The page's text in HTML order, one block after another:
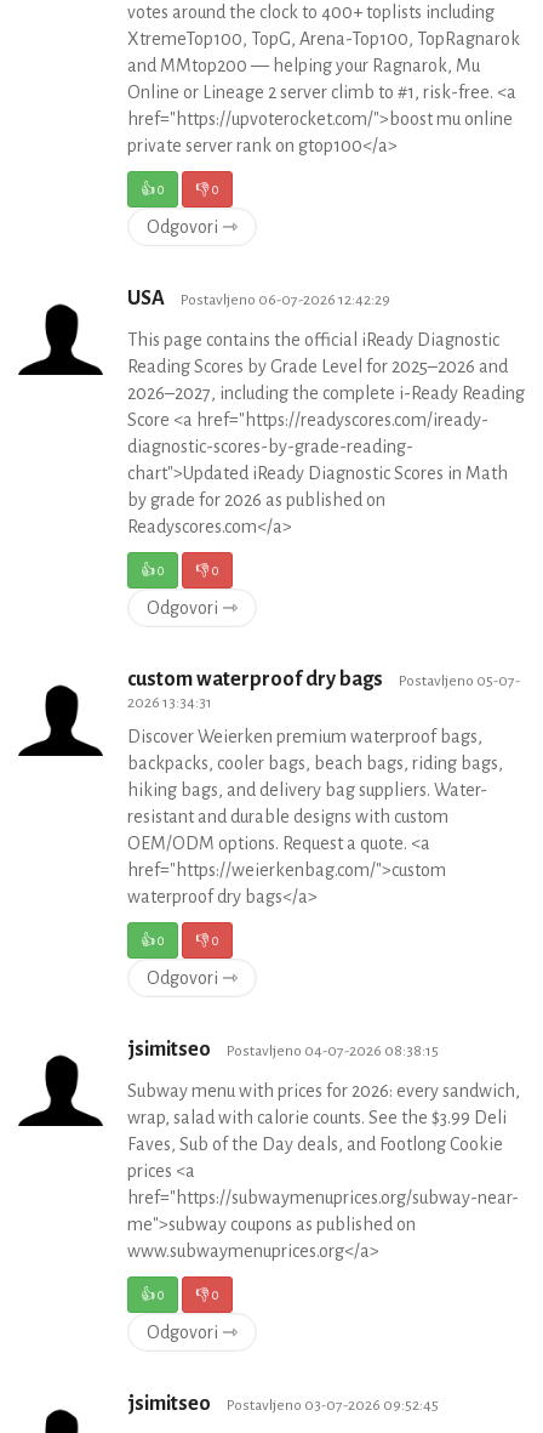
votes around the clock to 400+ toplists including
XtremeTop100, TopG, Arena-Top100, TopRagnarok
and MMtop200 — helping your Ragnarok, Mu
Online or Lineage 2 server climb to #1, risk-free. <a
href="https://upvoterocket.com/">boost mu online
private server rank on gtop100</a>
👍0 👎0
Odgovori ⇾
USA Postavljeno 06-07-2026 12:42:29
This page contains the official iReady Diagnostic
Reading Scores by Grade Level for 2025–2026 and
2026–2027, including the complete i-Ready Reading
Score <a href="https://readyscores.com/iready-
diagnostic-scores-by-grade-reading-
chart">Updated iReady Diagnostic Scores in Math
by grade for 2026 as published on
Readyscores.com</a>
👍0 👎0
Odgovori ⇾
custom waterproof dry bags
Postavljeno 05-07-
2026 13:34:31
Discover Weierken premium waterproof bags,
backpacks, cooler bags, beach bags, riding bags,
hiking bags, and delivery bag suppliers. Water-
resistant and durable designs with custom
OEM/ODM options. Request a quote. <a
href="https://weierkenbag.com/">custom
waterproof dry bags</a>
👍0 👎0
Odgovori ⇾
jsimitseo Postavljeno 04-07-2026 08:38:15
Subway menu with prices for 2026: every sandwich,
wrap, salad with calorie counts. See the $3.99 Deli
Faves, Sub of the Day deals, and Footlong Cookie
prices <a
href="https://subwaymenuprices.org/subway-near-
me">subway coupons as published on
www.subwaymenuprices.org</a>
👍0 👎0
Odgovori ⇾
jsimitseo Postavljeno 03-07-2026 09:52:45